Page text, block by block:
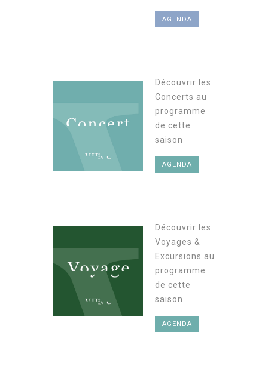
AGENDA
Découvrir les
Concerts au
programme
de cette
saison
AGENDA
Découvrir les
Voyages &
Excursions au
programme
de cette
saison
AGENDA